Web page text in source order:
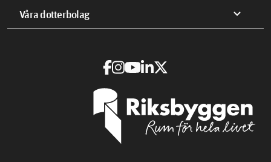
Våra dotterbolag expand_more